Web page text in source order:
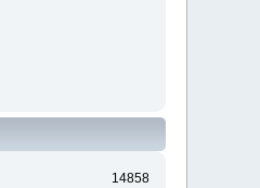
14858